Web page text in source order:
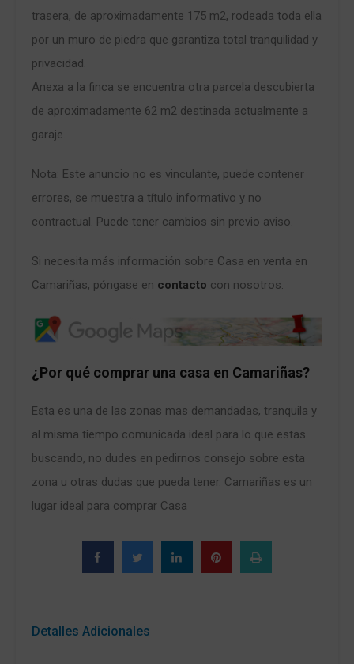
trasera, de aproximadamente 175 m2, rodeada toda ella
por un muro de piedra que garantiza total tranquilidad y
privacidad.
Anexa a la finca se encuentra otra parcela descubierta
de aproximadamente 62 m2 destinada actualmente a
garaje.
Nota: Este anuncio no es vinculante, puede contener
errores, se muestra a título informativo y no
contractual. Puede tener cambios sin previo aviso.
Si necesita más información sobre Casa en venta en
Camariñas, póngase en contacto con nosotros.
¿Por qué comprar una casa en Camariñas?
Esta es una de las zonas mas demandadas, tranquila y
al misma tiempo comunicada ideal para lo que estas
buscando, no dudes en pedirnos consejo sobre esta
zona u otras dudas que pueda tener. Camariñas es un
lugar ideal para comprar Casa
Detalles Adicionales